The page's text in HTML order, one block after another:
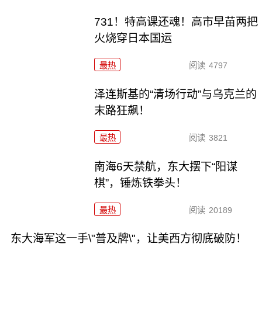
731！特高课还魂！高市早苗两把
火烧穿日本国运
最热 阅读 4797
泽连斯基的“清场行动”与乌克兰的
末路狂飙！
最热 阅读 3821
南海6天禁航，东大摆下“阳谋
棋”，锤炼铁拳头！
最热 阅读 20189
东大海军这一手\"普及牌\"，让美西方彻底破防！